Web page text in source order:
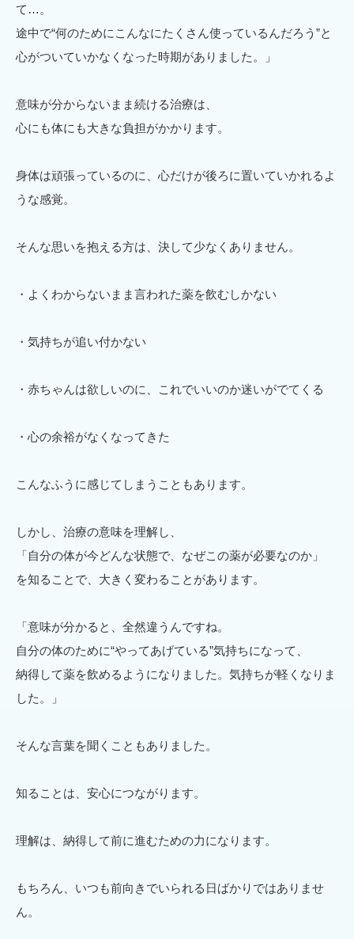
て…。
途中で“何のためにこんなにたくさん使っているんだろう”と
心がついていかなくなった時期がありました。」
意味が分からないまま続ける治療は、
心にも体にも大きな負担がかかります。
身体は頑張っているのに、心だけが後ろに置いていかれるよ
うな感覚。
そんな思いを抱える方は、決して少なくありません。
・よくわからないまま言われた薬を飲むしかない
・気持ちが追い付かない
・赤ちゃんは欲しいのに、これでいいのか迷いがでてくる
・心の余裕がなくなってきた
こんなふうに感じてしまうこともあります。
しかし、治療の意味を理解し、
「自分の体が今どんな状態で、なぜこの薬が必要なのか」
を知ることで、大きく変わることがあります。
「意味が分かると、全然違うんですね。
自分の体のために“やってあげている”気持ちになって、
納得して薬を飲めるようになりました。気持ちが軽くなりま
した。」
そんな言葉を聞くこともありました。
知ることは、安心につながります。
理解は、納得して前に進むための力になります。
もちろん、いつも前向きでいられる日ばかりではありませ
ん。